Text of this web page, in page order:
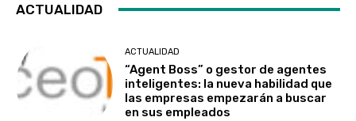
ACTUALIDAD
ACTUALIDAD
“Agent Boss” o gestor de agentes
inteligentes: la nueva habilidad que
las empresas empezarán a buscar
en sus empleados